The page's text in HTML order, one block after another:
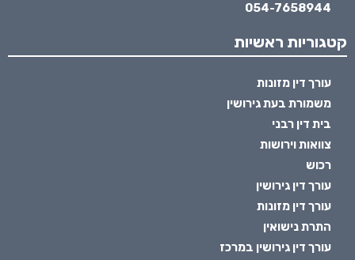
054-7658944
קטגוריות ראשיות
עורך דין מזונות
משמורת בעת גירושין
בית דין רבני
צוואות וירושות
רכוש
עורך דין גירושין
עורך דין מזונות
התרת נישואין
עורך דין גירושין במרכז